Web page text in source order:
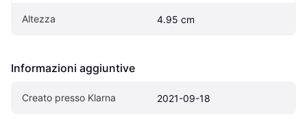
Altezza 4.95 cm
Informazioni aggiuntive
Creato presso Klarna 2021-09-18